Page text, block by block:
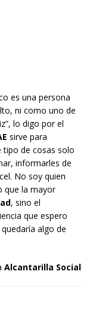
es una persona
ni como uno de
lo digo por el
sirve para
tipo de cosas solo
informarles de
No soy quien
que la mayor
, sino el
que espero
algo de
Alcantarilla Social